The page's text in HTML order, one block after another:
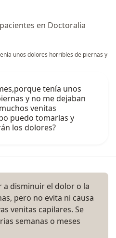
en Doctoralia
unos dolores horribles de piernas y
tenía unos
y no me dejaban
venitas
puedo tomarlas y
los dolores?
a disminuir el dolor o la
pero no evita ni causa
venitas capilares. Se
semanas o meses